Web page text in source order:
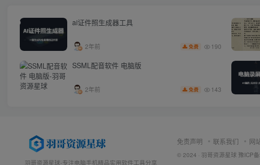
ai证件照生成器工具
2年前 免费 190
SSML配音软件 电脑版
2年前 免费 143
羽哥资源星球-专注电脑手机精品实用软件工具分享
免责声明 联系我们 网
© 2024 · 羽哥资源星球 豫ICP